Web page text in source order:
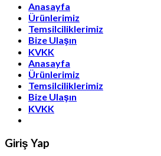
Anasayfa
Ürünlerimiz
Temsilciliklerimiz
Bize Ulaşın
KVKK
Anasayfa
Ürünlerimiz
Temsilciliklerimiz
Bize Ulaşın
KVKK
Giriş Yap